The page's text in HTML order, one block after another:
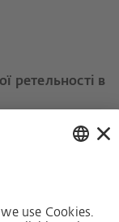
ретельності в
щодо
сфері прав